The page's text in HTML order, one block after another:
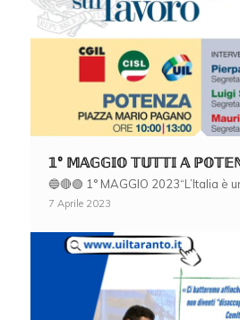
𝟙° 𝕄𝔸𝔾𝔾𝕀𝕆 𝕋𝕌𝕋𝕋𝕀 𝔸
🔵🔴🟢 1° MAGGIO 2023“L’Italia è
7 Aprile 2023